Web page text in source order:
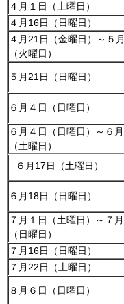
４月１日（土曜日）
４月16日（日曜日）
４月21日（金曜日）～５
（火曜日）
５月21日（日曜日）
６月４日（日曜日）
６月４日（日曜日）～６
（土曜日）
６月17日（土曜日）
６月18日（日曜日）
７月１日（土曜日）～７
（日曜日）
７月16日（日曜日）
７月22日（土曜日）
８月６日（日曜日）